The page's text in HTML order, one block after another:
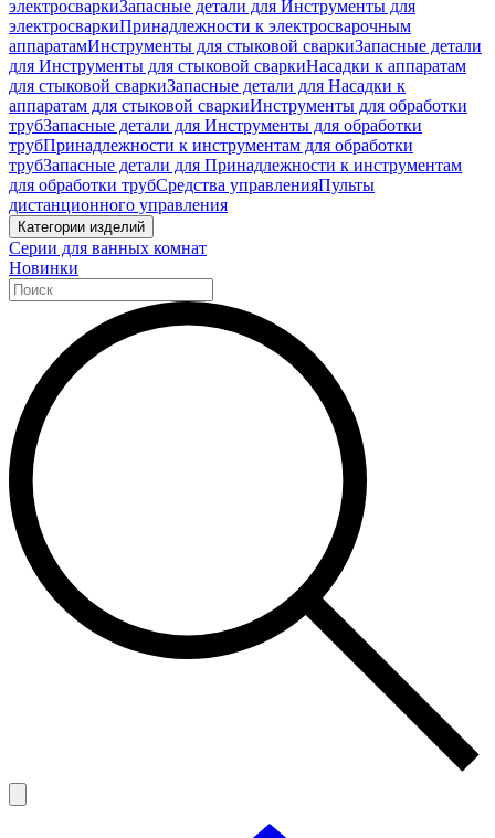
электросваркиЗапасные детали для Инструменты для
электросваркиПринадлежности к электросварочным
аппаратамИнструменты для стыковой сваркиЗапасные детали
для Инструменты для стыковой сваркиНасадки к аппаратам
для стыковой сваркиЗапасные детали для Насадки к
аппаратам для стыковой сваркиИнструменты для обработки
трубЗапасные детали для Инструменты для обработки
трубПринадлежности к инструментам для обработки
трубЗапасные детали для Принадлежности к инструментам
для обработки трубСредства управленияПульты
дистанционного управления
Категории изделий
Серии для ванных комнат
Новинки